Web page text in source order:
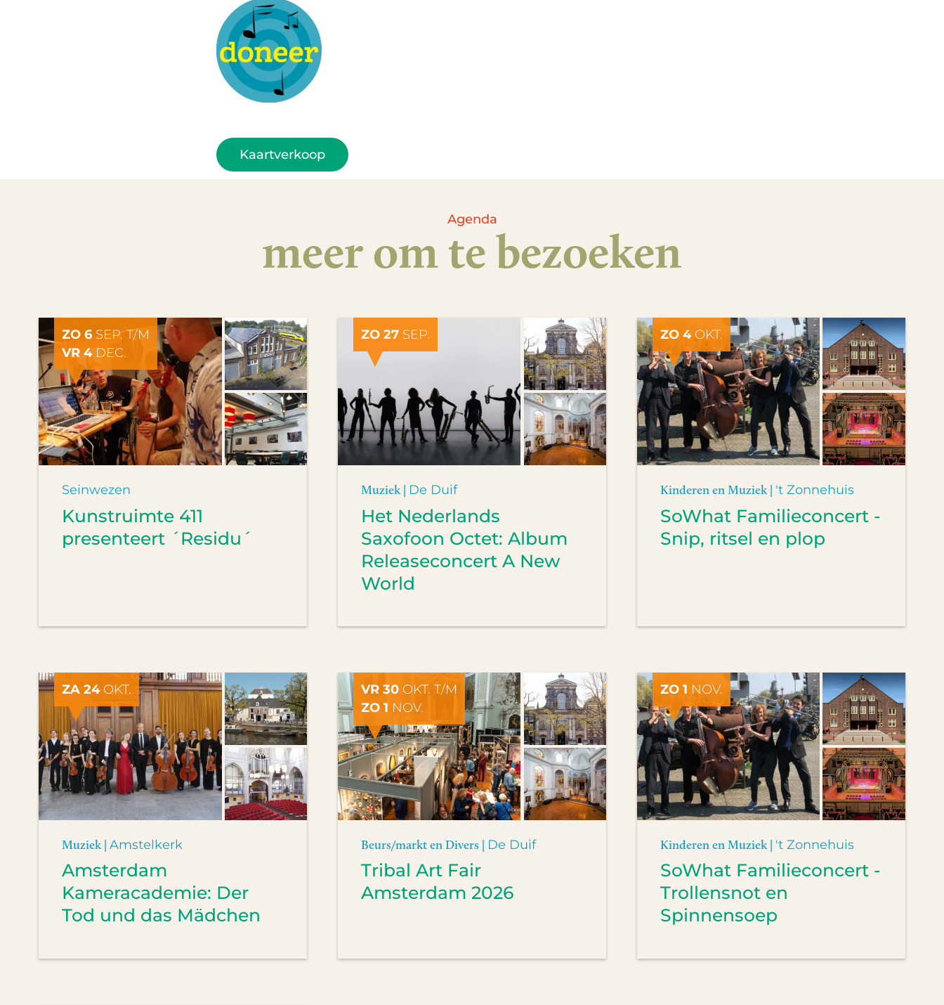
Kaartverkoop
Agenda
meer om te bezoeken
ZO 6 SEP. T/M
VR 4DEC.
Seinwezen
Kunstruimte 411
presenteert ´Residu´
ZO 27SEP.
Muziek | De Duif
Het Nederlands
Saxofoon Octet: Album
Releaseconcert A New
World
ZO 4OKT.
Kinderen en Muziek | 't Zonnehuis
SoWhat Familieconcert -
Snip, ritsel en plop
ZA 24OKT.
Muziek | Amstelkerk
Amsterdam
Kameracademie: Der
Tod und das Mädchen
VR 30OKT. T/M
ZO 1 NOV.
Beurs/markt en Divers | De Duif
Tribal Art Fair
Amsterdam 2026
ZO 1 NOV.
Kinderen en Muziek | 't Zonnehuis
SoWhat Familieconcert -
Trollensnot en
Spinnensoep